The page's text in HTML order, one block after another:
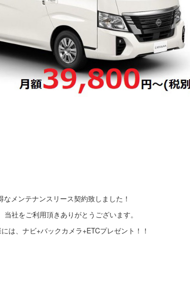
メンテナンスリース契約致しました！
社をご利用頂きありがとうございます。
は、ナビ+バックカメラ+ETCプレゼント！！